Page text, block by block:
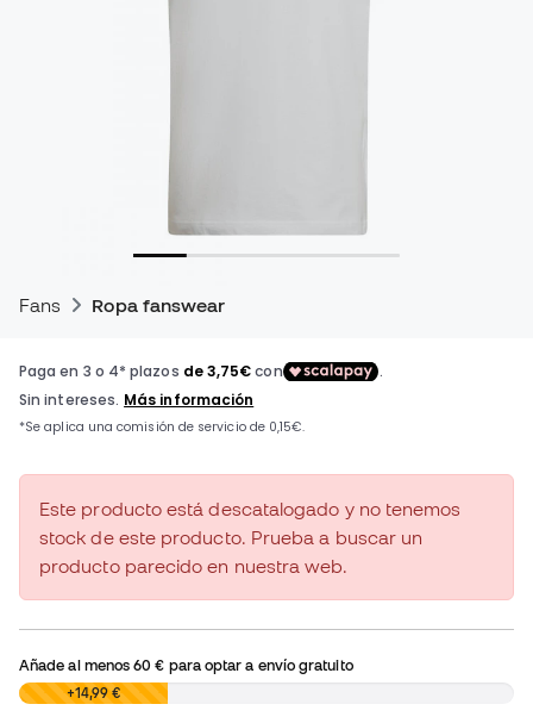
Fans Ropa fanswear
Este producto está descatalogado y no tenemos
stock de este producto. Prueba a buscar un
producto parecido en nuestra web.
Añade al menos60 € para optar a envío gratuito
0,00 € +14,99 €